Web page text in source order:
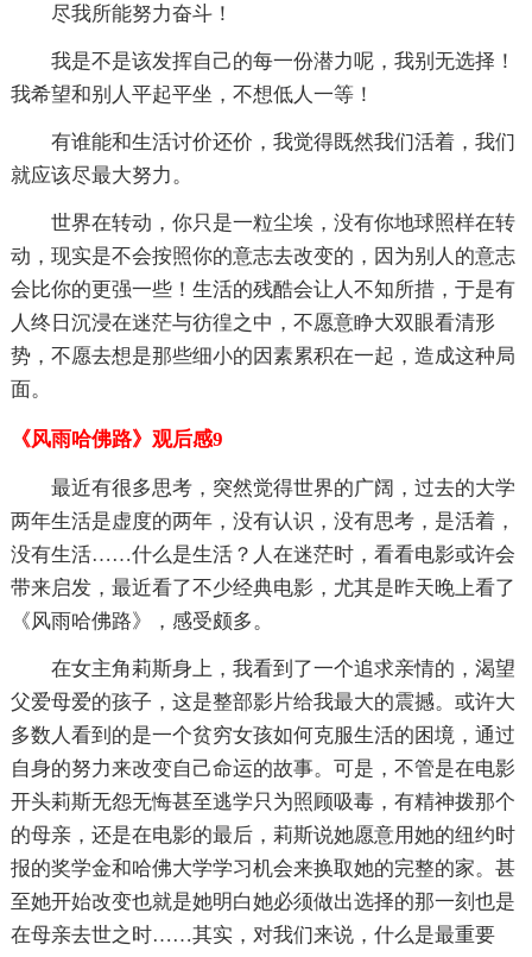
尽我所能努力奋斗！
我是不是该发挥自己的每一份潜力呢，我别无选择！
我希望和别人平起平坐，不想低人一等！
有谁能和生活讨价还价，我觉得既然我们活着，我们
就应该尽最大努力。
世界在转动，你只是一粒尘埃，没有你地球照样在转
动，现实是不会按照你的意志去改变的，因为别人的意志
会比你的更强一些！生活的残酷会让人不知所措，于是有
人终日沉浸在迷茫与彷徨之中，不愿意睁大双眼看清形
势，不愿去想是那些细小的因素累积在一起，造成这种局
面。
《风雨哈佛路》观后感9
最近有很多思考，突然觉得世界的广阔，过去的大学
两年生活是虚度的两年，没有认识，没有思考，是活着，
没有生活……什么是生活？人在迷茫时，看看电影或许会
带来启发，最近看了不少经典电影，尤其是昨天晚上看了
《风雨哈佛路》，感受颇多。
在女主角莉斯身上，我看到了一个追求亲情的，渴望
父爱母爱的孩子，这是整部影片给我最大的震撼。或许大
多数人看到的是一个贫穷女孩如何克服生活的困境，通过
自身的努力来改变自己命运的故事。可是，不管是在电影
开头莉斯无怨无悔甚至逃学只为照顾吸毒，有精神拨那个
的母亲，还是在电影的最后，莉斯说她愿意用她的纽约时
报的奖学金和哈佛大学学习机会来换取她的完整的家。甚
至她开始改变也就是她明白她必须做出选择的那一刻也是
在母亲去世之时……其实，对我们来说，什么是最重要